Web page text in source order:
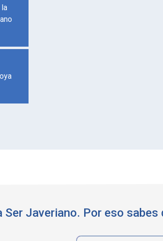
Javeriano. Por eso